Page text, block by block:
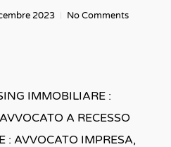
2023 No Comments
IMMOBILIARE :
A RECESSO
: AVVOCATO IMPRESA,